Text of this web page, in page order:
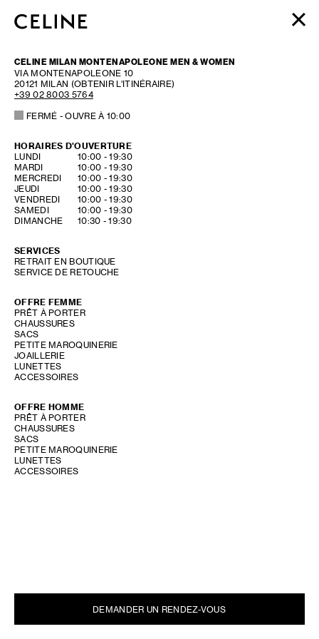
HOMME
HAUTE PARFUMERIE
BEAUTÉ
CELINE MILAN MONTENAPOLEONE MEN & WOMEN
VIA MONTENAPOLEONE 10
20121 MILAN (OBTENIR L’ITINÉRAIRE)
+39 02 8003 5764
FERMÉ - OUVRE À 10:00
HORAIRES D'OUVERTURE
DAY OF THE WEEKHOURS
LUNDI 10:00 -19:30
MARDI
10:00 -19:30
MERCREDI
10:00 -19:30
JEUDI
10:00 -19:30
VENDREDI
10:00 -19:30
SAMEDI
10:00 -19:30
DIMANCHE
10:30 -19:30
SERVICES
RETRAIT EN BOUTIQUE
SERVICE DE RETOUCHE
OFFRE FEMME
PRÊT À PORTER
CHAUSSURES
SACS
PETITE MAROQUINERIE
JOAILLERIE
LUNETTES
ACCESSOIRES
OFFRE HOMME
PRÊT À PORTER
CHAUSSURES
SACS
PETITE MAROQUINERIE
LUNETTES
ACCESSOIRES
DEMANDER UN RENDEZ-VOUS